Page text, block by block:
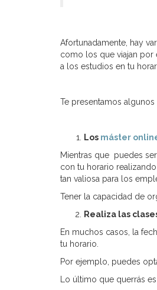
Afortunadamente, hay
como los que viajan por
a los estudios en tu
Te presentamos
Los máster
Mientras que puedes
con tu horario
tan valiosa para los
Tener la capacidad de
Realiza las
En muchos casos, la
tu horario.
Por ejemplo, puedes
Lo último que querrás